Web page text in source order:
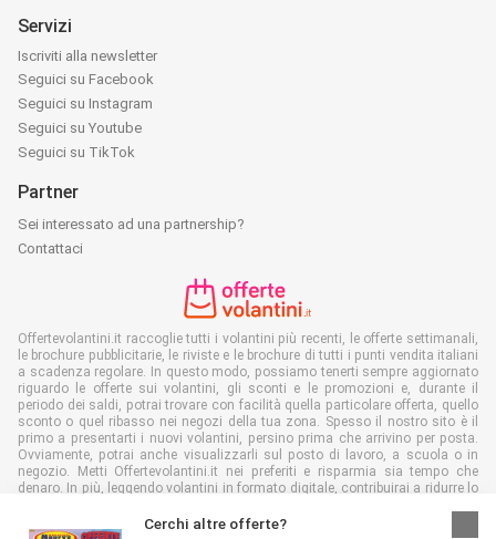
Cerchi altre offerte?
Servizi
Iscriviti alla newsletter
Seguici su Facebook
Seguici su Instagram
Seguici su Youtube
Seguici su TikTok
Partner
Sei interessato ad una partnership?
Contattaci
Offertevolantini.it raccoglie tutti i volantini più recenti, le offerte settimanali,
le brochure pubblicitarie, le riviste e le brochure di tutti i punti vendita italiani
a scadenza regolare. In questo modo, possiamo tenerti sempre aggiornato
riguardo le offerte sui volantini, gli sconti e le promozioni e, durante il
periodo dei saldi, potrai trovare con facilità quella particolare offerta, quello
sconto o quel ribasso nei negozi della tua zona. Spesso il nostro sito è il
primo a presentarti i nuovi volantini, persino prima che arrivino per posta.
Ovviamente, potrai anche visualizzarli sul posto di lavoro, a scuola o in
negozio. Metti Offertevolantini.it nei preferiti e risparmia sia tempo che
denaro. In più, leggendo volantini in formato digitale, contribuirai a ridurre lo